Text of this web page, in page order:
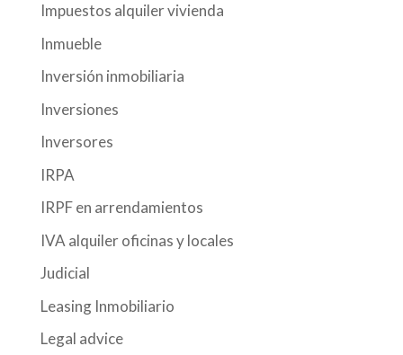
Impuestos alquiler vivienda
Inmueble
Inversión inmobiliaria
Inversiones
Inversores
IRPA
IRPF en arrendamientos
IVA alquiler oficinas y locales
Judicial
Leasing Inmobiliario
Legal advice